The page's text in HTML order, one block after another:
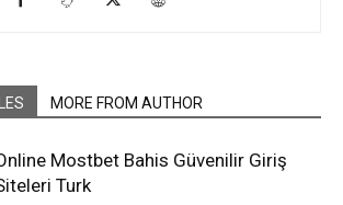
MORE FROM AUTHOR
Mostbet Bahis Güvenilir Giriş
Turk